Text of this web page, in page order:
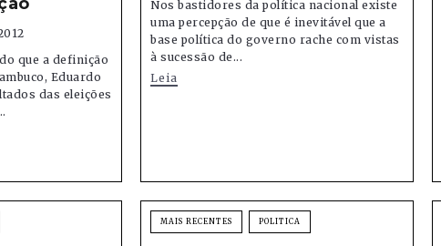
que a definição
Eduardo
das eleições
Nos bastidores da política nacional existe
uma percepção de que é inevitável que a
base política do governo rache com vistas
à sucessão de...
Leia
MAIS RECENTES POLITICA